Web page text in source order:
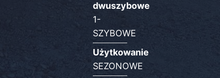
dwuszybowe
1-
SZYBOWE
Użytkowanie
SEZONOWE